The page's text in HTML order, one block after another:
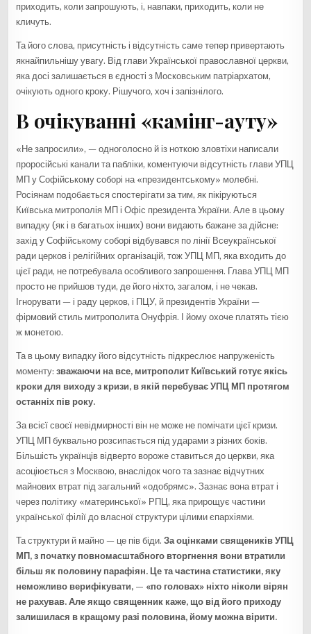
приходить, коли запрошують, і, навпаки, приходить, коли не
кличуть.
Та його слова, присутність і відсутність саме тепер привертають
якнайпильнішу увагу. Від глави Української православної церкви,
яка досі залишається в єдності з Московським патріархатом,
очікують одного кроку. Рішучого, хоч і запізнілого.
В очікуванні «камінг-ауту»
«Не запросили», — одноголосно й із ноткою зловтіхи написали
проросійські канали та пабліки, коментуючи відсутність глави УПЦ
МП у Софійському соборі на «президентському» молебні.
Росіянам подобається спостерігати за тим, як пікіруються
Київська митрополія МП і Офіс президента України. Але в цьому
випадку (як і в багатьох інших) вони видають бажане за дійсне:
захід у Софійському соборі відбувався по лінії Всеукраїнської
ради церков і релігійних організацій, тож УПЦ МП, яка входить до
цієї ради, не потребувала особливого запрошення. Глава УПЦ МП
просто не прийшов туди, де його ніхто, загалом, і не чекав.
Ігнорувати — і раду церков, і ПЦУ, й президентів України —
фірмовий стиль митрополита Онуфрія. І йому охоче платять тією
ж монетою.
Та в цьому випадку його відсутність підкреслює напруженість
моменту:зважаючи на все, митрополит Київський готує якісь
кроки для виходу з кризи, в якій перебуває УПЦ МП протягом
останніх пів року.
За всієї своєї невідмирності він не може не помічати цієї кризи.
УПЦ МП буквально розсипається під ударами з різних боків.
Більшість українців відверто вороже ставиться до церкви, яка
асоціюється з Москвою, внаслідок чого та зазнає відчутних
майнових втрат під загальний «одобрямс». Зазнає вона втрат і
через політику «материнської» РПЦ, яка прирощує частини
української філії до власної структури цілими єпархіями.
Та структури й майно — це пів біди.За оцінками священиків УПЦ
МП, з початку повномасштабного вторгнення вони втратили
більш як половину парафіян. Це та частина статистики, яку
неможливо верифікувати, — «по головах» ніхто ніколи вірян
не рахував. Але якщо священник каже, що від його приходу
залишилася в кращому разі половина, йому можна вірити.